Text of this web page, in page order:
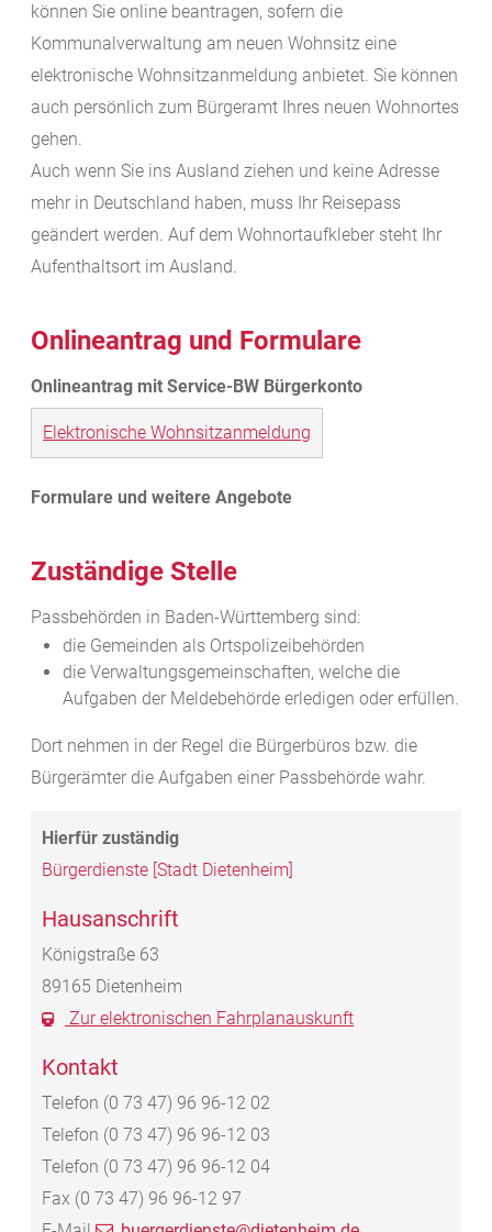
können Sie online beantragen, sofern die
Kommunalverwaltung am neuen Wohnsitz eine
elektronische Wohnsitzanmeldung anbietet. Sie können
auch persönlich zum Bürgeramt Ihres neuen Wohnortes
gehen.
Auch wenn Sie ins Ausland ziehen und keine Adresse
mehr in Deutschland haben, muss Ihr Reisepass
geändert werden. Auf dem Wohnortaufkleber steht Ihr
Aufenthaltsort im Ausland.
Onlineantrag und Formulare
Elektronische Wohnsitzanmeldung
Zuständige Stelle
Passbehörden in Baden-Württemberg sind:
die Gemeinden als Ortspolizeibehörden
die Verwaltungsgemeinschaften, welche die
Aufgaben der Meldebehörde erledigen oder erfüllen.
Dort nehmen in der Regel die Bürgerbüros bzw. die
Bürgerämter die Aufgaben einer Passbehörde wahr.
Bürgerdienste [Stadt Dietenheim]
Hausanschrift
Königstraße 63
89165 Dietenheim
Zur elektronischen Fahrplanauskunft
Kontakt
Telefon (0 73 47) 96 96-12 02
Telefon (0 73 47) 96 96-12 03
Telefon (0 73 47) 96 96-12 04
Fax (0 73 47) 96 96-12 97